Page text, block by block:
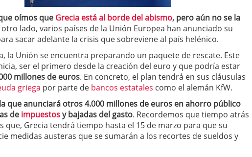
los costes 21 de noviembre de 2025
cuesta un software punto de venta? 3 de octubre de 2025
oímos que Grecia está al borde del abismo, pero aún no se la
lado, varios países de la Unión Europea han anunciado su
sacar adelante la crisis que sobreviene al país helénico.
la Unión se encuentra preparando un paquete de rescate. Este
ser el primero desde la creación del euro y que podría estar
millones de euros. En concreto, el plan tendrá en sus cláusulas
griega por parte de bancos estatales como el alemán KfW.
que anunciará otros 4.000 millones de euros en ahorro público
de impuestosy bajadas del gasto. Recordemos que tiempo atrás
que, Grecia tendrá tiempo hasta el 15 de marzo para que su
medidas austeras que se sumarán a los recortes de sueldos y